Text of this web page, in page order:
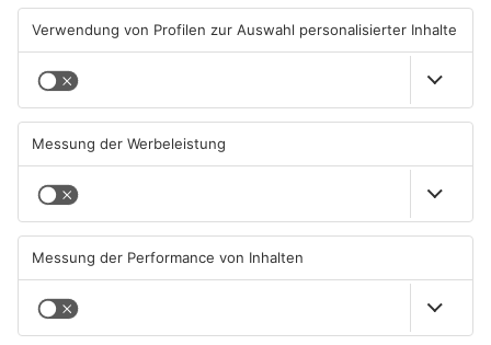
Wegen Trockenheit: Neue
Regeln auf A'burger
Friedhöfen
31.07.2026, 11:46 UHR IN KREIS
ASCHAFFENBURG
Unterwäsche-Dieb in
Goldbach geschnappt
ASCHAFFENBURG